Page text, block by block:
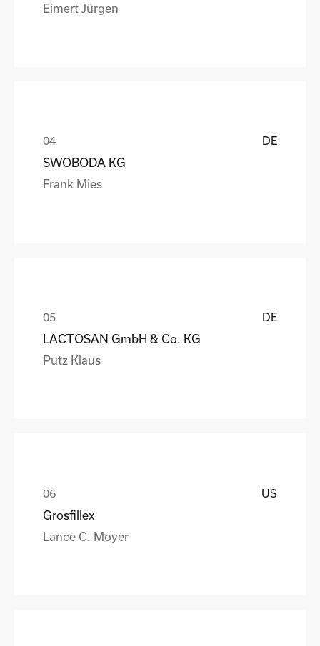
Eimert Jürgen
DE
SWOBODA KG
Frank Mies
DE
LACTOSAN GmbH & Co. KG
Putz Klaus
US
Grosfillex
Lance C. Moyer